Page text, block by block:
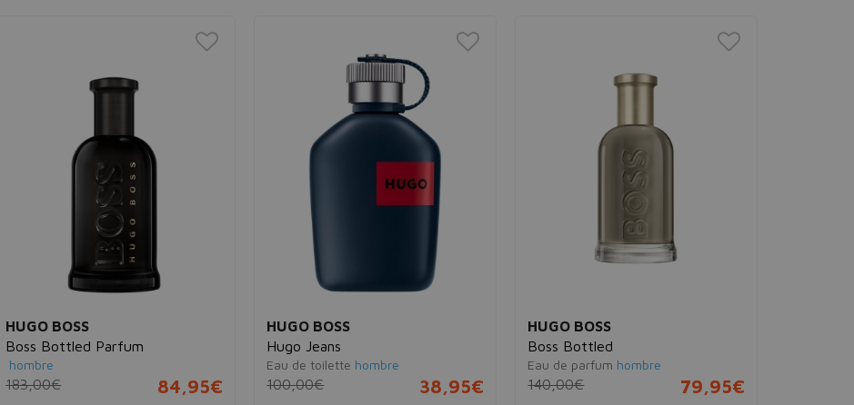
HUGO BOSS
Boss Bottled Parfum
hombre
183,00€ 84,95€
HUGO BOSS
Hugo Jeans
Eau de toilette hombre
100,00€ 38,95€
HUGO BOSS
Boss Bottled
Eau de parfum hombre
140,00€ 79,95€